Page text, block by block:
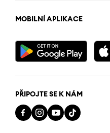
MOBILNÍ APLIKACE
PŘIPOJTE SE K NÁM